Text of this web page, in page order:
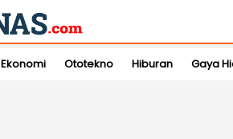
Ekonomi Ototekno Hiburan Gaya